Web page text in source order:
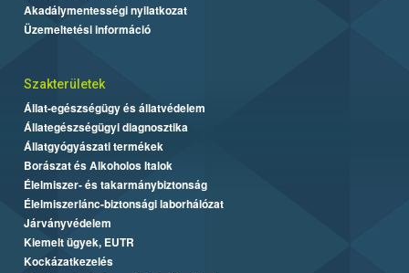
Akadálymentességi nyilatkozat
Üzemeltetési információ
Szakterületek
Állat-egészségügy és állatvédelem
Állategészségügyi diagnosztika
Állatgyógyászati termékek
Borászat és Alkoholos Italok
Élelmiszer- és takarmánybiztonság
Élelmiszerlánc-biztonsági laborhálózat
Járványvédelem
Kiemelt ügyek, EUTR
Kockázatkezelés